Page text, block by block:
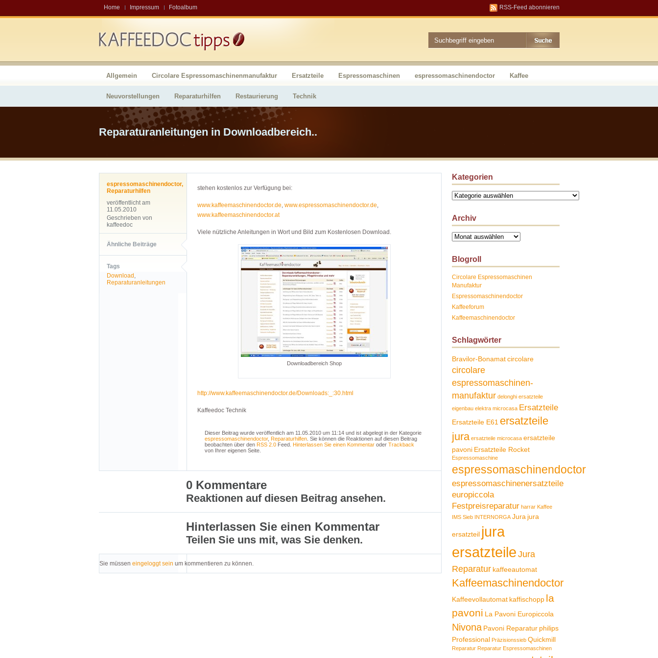
Home Impressum Fotoalbum RSS-Feed abonnieren
Allgemein Circolare Espressomaschinenmanufaktur Ersatzteile Espressomaschinen espressomaschinendoctor Kaffee
Neuvorstellungen Reparaturhilfen Restaurierung Technik
Reparaturanleitungen in Downloadbereich..
espressomaschinendoctor,
Reparaturhilfen
veröffentlicht am
11.05.2010
Geschrieben von
kaffeedoc
Ähnliche Beiträge
Tags
Download ,
Reparaturanleitungen
stehen kostenlos zur Verfügung bei:
www.kaffeemaschinendoctor.de, www.espressomaschinendoctor.de,
www.kaffeemaschinendoctor.at
Viele nützliche Anleitungen in Wort und Bild zum Kostenlosen Download.
Downloadbereich Shop
http://www.kaffeemaschinendoctor.de/Downloads:_:30.html
Kaffeedoc Technik
Dieser Beitrag wurde veröffentlich am 11.05.2010 um 11:14 und ist abgelegt in der Kategorie
espressomaschinendoctor, Reparaturhilfen. Sie können die Reaktionen auf diesen Beitrag
beobachten über den RSS 2.0Feed. Hinterlassen Sie einen Kommentaroder Trackback
von Ihrer eigenen Seite.
0 Kommentare
Reaktionen auf diesen Beitrag ansehen.
Hinterlassen Sie einen Kommentar
Teilen Sie uns mit, was Sie denken.
Sie müssen eingeloggt sein um kommentieren zu können.
Kategorien
Kategorien
Archiv
Archiv
Blogroll
Circolare Espressomaschinen
Manufaktur
Espressomaschinendoctor
Kaffeeforum
Kaffeemaschinendoctor
Schlagwörter
Bravilor-Bonamat circolare
circolare
espressomaschinen-
manufaktur delonghi ersatzteile
eigenbau elektra microcasa Ersatzteile
Ersatzteile E61 ersatzteile
jura ersatzteile microcasa ersatzteile
pavoni Ersatzteile Rocket
Espressomaschine
espressomaschinendoctor
espressomaschinenersatzteile
europiccola
Festpreisreparatur harrar Kaffee
IMS Sieb INTERNORGA Jura jura
ersatzteil jura
ersatzteileJura
Reparatur kaffeeautomat
Kaffeemaschinendoctor
Kaffeevollautomat kaffischopp la
pavoni La Pavoni Europiccola
Nivona Pavoni Reparatur philips
Professional Präzisionssieb Quickmill
Reparatur Reparatur Espressomaschinen